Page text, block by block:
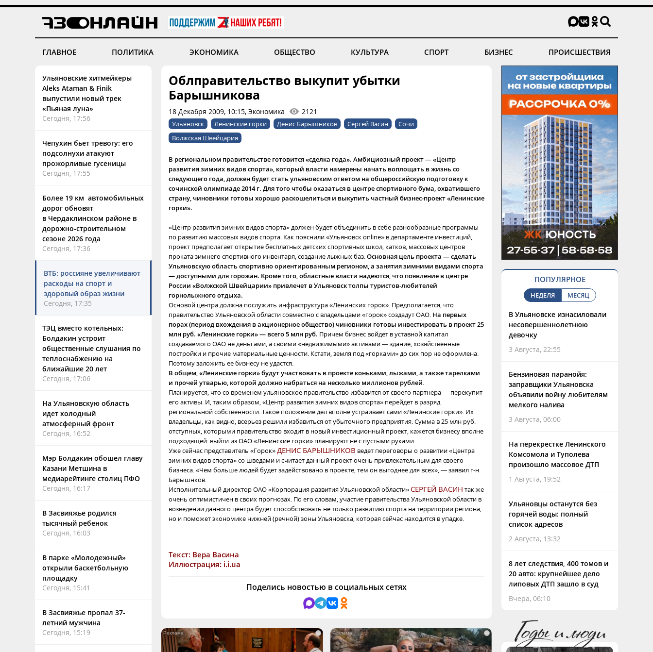
ГЛАВНОЕ ПОЛИТИКА ЭКОНОМИКА ОБЩЕСТВО КУЛЬТУРА СПОРТ БИЗНЕС ПРОИСШЕСТВИЯ
Ульяновские хитмейкеры
Aleks Ataman & Finik
выпустили новый трек
«Пьяная луна»
Сегодня, 17:56
Чепухин бьет тревогу: его
подсолнухи атакуют
прожорливые гусеницы
Сегодня, 17:55
Более 19 км автомобильных
дорог обновят
в Чердаклинском районе в
дорожно-строительном
сезоне 2026 года
Сегодня, 17:36
ВТБ: россияне увеличивают
расходы на спорт и
здоровый образ жизни
Сегодня, 17:35
ТЭЦ вместо котельных:
Болдакин устроит
общественные слушания по
теплоснабжению на
ближайшие 20 лет
Сегодня, 17:06
На Ульяновскую область
идет холодный
атмосферный фронт
Сегодня, 16:52
Мэр Болдакин обошел главу
Казани Метшина в
медиарейтинге столиц ПФО
Сегодня, 16:17
В Засвияжье родился
тысячный ребенок
Сегодня, 16:03
В парке «Молодежный»
открыли баскетбольную
площадку
Сегодня, 15:41
В Засвияжье пропал 37-
летний мужчина
Сегодня, 15:19
Облправительство выкупит убытки
Барышникова
18 Декабря 2009, 10:15, Экономика 2121
Ульяновск Ленинские горки Денис Барышников Сергей Васин
Сочи
Волжская Швейцария
В региональном правительстве готовится «сделка года». Амбициозный проект — «Центр
развития зимних видов спорта», который власти намерены начать воплощать в жизнь со
следующего года, должен будет стать ульяновским ответом на общероссийскую подготовку к
сочинской олимпиаде 2014 г. Для того чтобы оказаться в центре спортивного бума, охватившего
страну, чиновники готовы хорошо раскошелиться и выкупить частный бизнес-проект «Ленинские
горки».
«Центр развития зимних видов спорта» должен будет объединить в себе разнообразные программы
по развитию массовых видов спорта. Как пояснили «Ульяновск online» в департаменте инвестиций,
проект предполагает открытие бесплатных детских спортивных школ, катков, массовых центров
проката зимнего спортивного инвентаря, создание лыжных баз.Основная цель проекта — сделать
Ульяновскую область спортивно ориентированным регионом, а занятия зимними видами спорта
— доступными для горожан. Кроме того, областные власти надеются, что появление в центре
России «Волжской Швейцарии» привлечет в Ульяновск толпы туристов-любителей
горнолыжного отдыха.
Основой центра должна послужить инфраструктура «Ленинских горок». Предполагается, что
правительство Ульяновской области совместно с владельцами «горок» создадут ОАО. На первых
порах (период вхождения в акционерное общество) чиновники готовы инвестировать в проект 25
млн руб. «Ленинские горки» — всего 5 млн руб. Причем бизнес войдет в уставной капитал
создаваемого ОАО не деньгами, а своими «недвижимыми» активами — здание, хозяйственные
постройки и прочие материальные ценности. Кстати, земля под «горками» до сих пор не оформлена.
Поэтому заложить ее бизнесу не удастся.
В общем, «Ленинские горки» будут участвовать в проекте коньками, лыжами, а также тарелками
и прочей утварью, которой должно набраться на несколько миллионов рублей.
Планируется, что со временем ульяновское правительство избавится от своего партнера — перекупит
его активы. И, таким образом, «Центр развития зимних видов спорта» перейдет в разряд
региональной собственности. Такое положение дел вполне устраивает сами «Ленинские горки». Их
владельцы, как видно, всерьез решили избавиться от убыточного предприятия. Сумма в 25 млн руб.
отступных, которыми правительство входит в новый инвестиционный проект, кажется бизнесу вполне
подходящей: выйти из ОАО «Ленинские горки» планируют не с пустыми руками.
Уже сейчас представитель «Горок»ДЕНИС БАРЫШНИКОВ ведет переговоры о развитии «Центра
зимних видов спорта» со шведами и считает данный проект очень привлекательным для своего
бизнеса. «Чем больше людей будет задействовано в проекте, тем он выгоднее для всех», — заявил г-н
Барышнков.
Исполнительный директор ОАО «Корпорация развития Ульяновской области» СЕРГЕЙ ВАСИН так же
очень оптимистичен в своих прогнозах. По его словам, участие правительства Ульяновской области в
возведении данного центра будет способствовать не только развитию спорта на территории региона,
но и поможет экономике нижней (речной) зоны Ульяновска, которая сейчас находится в упадке.
Текст: Вера Васина
Иллюстрация: i.i.ua
Поделись новостью в социальных сетях
i i
ПОПУЛЯРНОЕ
НЕДЕЛЯ МЕСЯЦ
В Ульяновске изнасиловали
несовершеннолетнюю
девочку
3 Августа, 22:55
Бензиновая паранойя:
заправщики Ульяновска
объявили войну любителям
мелкого налива
3 Августа, 06:00
На перекрестке Ленинского
Комсомола и Туполева
произошло массовое ДТП
1 Августа, 19:52
Ульяновцы останутся без
горячей воды: полный
список адресов
2 Августа, 13:32
8 лет следствия, 400 томов и
20 авто: крупнейшее дело
липовых ДТП зашло в суд
Вчера, 06:10